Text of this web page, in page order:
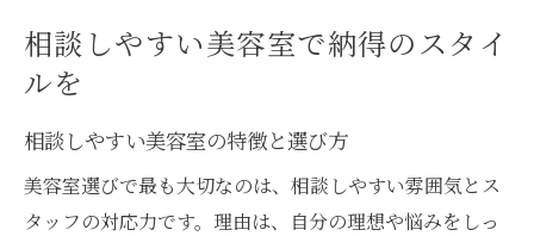
相談しやすい美容室で納得のスタイ
ルを
相談しやすい美容室の特徴と選び方
美容室選びで最も大切なのは、相談しやすい雰囲気とス
タッフの対応力です。理由は、自分の理想や悩みをしっ